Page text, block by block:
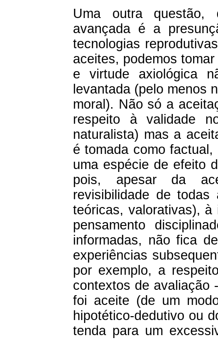
Uma outra questão,
avançada é a
tecnologias
aceites, podemos
e virtude axiológica
levantada (pelo menos
moral). Não só a
respeito à validade
naturalista) mas a
é tomada como
uma espécie de efeito
pois, apesar da
revisibilidade de todas
teóricas, valorativas),
pensamento
informadas, não fica
experiências
por exemplo, a
contextos de avaliação
foi aceite (de um
hipotético-dedutivo ou
tenda para um